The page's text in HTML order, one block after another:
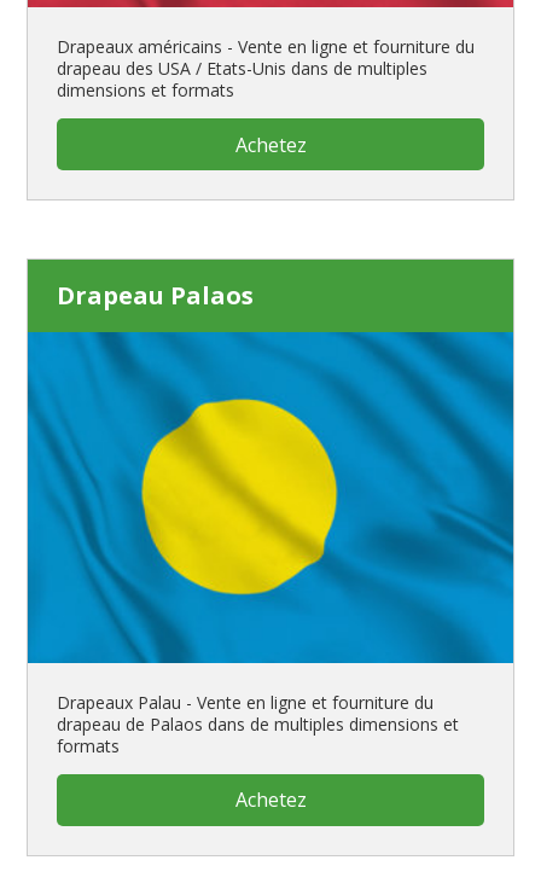
Drapeaux américains - Vente en ligne et fourniture du
drapeau des USA / Etats-Unis dans de multiples
dimensions et formats
Achetez
Drapeau Palaos
Drapeaux Palau - Vente en ligne et fourniture du
drapeau de Palaos dans de multiples dimensions et
formats
Achetez